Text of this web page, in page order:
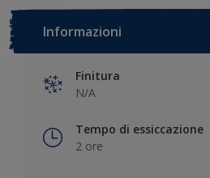
Informazioni
Finitura
N/A
Tempo di essiccazione
2 ore